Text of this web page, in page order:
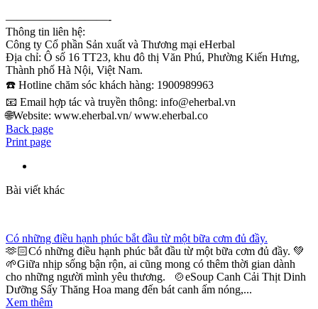
—————————-
Thông tin liên hệ:
Công ty Cổ phần Sản xuất và Thương mại eHerbal
Địa chỉ: Ô số 16 TT23, khu đô thị Văn Phú, Phường Kiến Hưng,
Thành phố Hà Nội, Việt Nam.
☎️ Hotline chăm sóc khách hàng: 1900989963
📧 Email hợp tác và truyền thông: info@eherbal.vn
🌐Website: www.eherbal.vn/ www.eherbal.co
Back page
Print page
Bài viết khác
Có những điều hạnh phúc bắt đầu từ một bữa cơm đủ đầy.
🫶🏻Có những điều hạnh phúc bắt đầu từ một bữa cơm đủ đầy. 💚
🌱Giữa nhịp sống bận rộn, ai cũng mong có thêm thời gian dành
cho những người mình yêu thương. 🍲eSoup Canh Cải Thịt Dinh
Dưỡng Sấy Thăng Hoa mang đến bát canh ấm nóng,...
Xem thêm